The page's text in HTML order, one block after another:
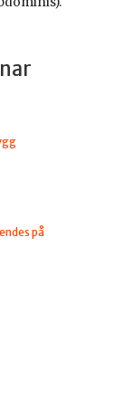
på